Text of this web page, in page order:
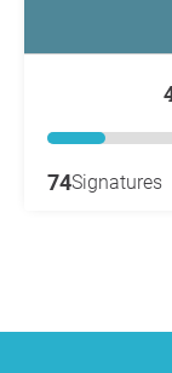
74Signatures